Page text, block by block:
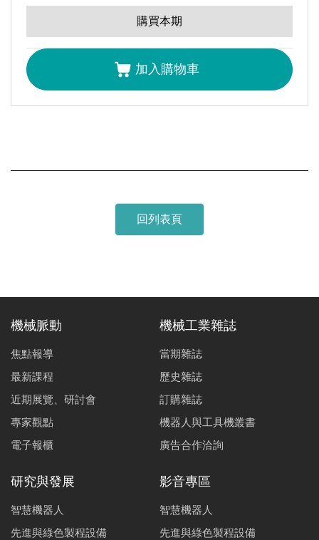
開拓產品的利基市場。在不斷的追
張禎元
技術專題主編前言｜綠能機械與齒輪傳動技術專輯主編
吳昱
張正
張鈞
丁家
吳郁
黃昌
領袖觀點｜鋰電池保護膜
工基專欄 | 減振支架撓性變形與偏位分析
工基專欄 | 磨削加工鑄鐵的表面殘留應力之數值分析模
甫
宗
鈞
陳柏彣
大型運具傳動電動化之國際趨勢與國內定位
陳鵬宇
曹嘉 吳孟儒
購買本期
加入購物車
回列表頁
機械脈動
焦點報導
最新課程
近期展覽、研討會
專家觀點
電子報櫃
機械工業雜誌
當期雜誌
歷史雜誌
訂購雜誌
機器人與工具機叢書
廣告合作洽詢
研究與發展
智慧機器人
先進與綠色製程設備
影音專區
智慧機器人
先進與綠色製程設備